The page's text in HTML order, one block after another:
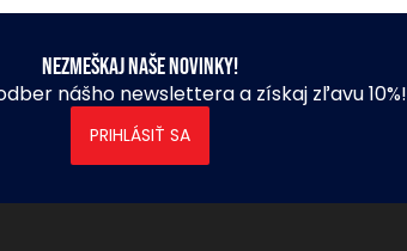
Nezmeškaj naše novinky!
nášho newslettera a získaj zľavu 10%!
PRIHLÁSIŤ SA